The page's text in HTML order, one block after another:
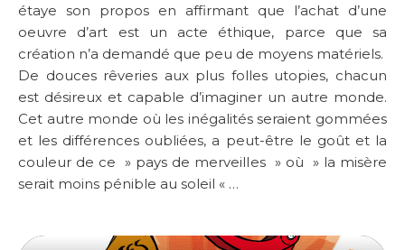
étaye son propos en affirmant que l’achat d’une
oeuvre d’art est un acte éthique, parce que sa
création n’a demandé que peu de moyens matériels.
De douces rêveries aux plus folles utopies, chacun
est désireux et capable d’imaginer un autre monde.
Cet autre monde où les inégalités seraient gommées
et les différences oubliées, a peut-être le goût et la
couleur de ce » pays de merveilles » où » la misère
serait moins pénible au soleil « …